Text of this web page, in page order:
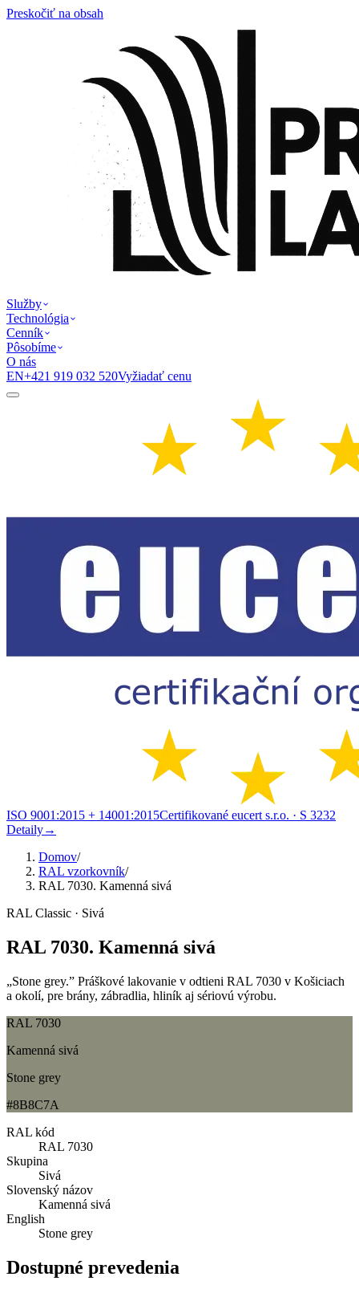
Preskočiť na obsah
Služby
Technológia
Cenník
Pôsobíme
O nás
EN+421 919 032 520Vyžiadať cenu
ISO 9001:2015 + 14001:2015Certifikované eucert s.r.o. · S 3232
Detaily→
Domov/
RAL vzorkovník/
RAL 7030. Kamenná sivá
RAL Classic · Sivá
RAL 7030. Kamenná sivá
„Stone grey.” Práškové lakovanie v odtieni RAL 7030 v Košiciach
a okolí, pre brány, zábradlia, hliník aj sériovú výrobu.
RAL 7030
Kamenná sivá
Stone grey
#8B8C7A
RAL kód
RAL 7030
Skupina
Sivá
Slovenský názov
Kamenná sivá
English
Stone grey
Dostupné prevedenia